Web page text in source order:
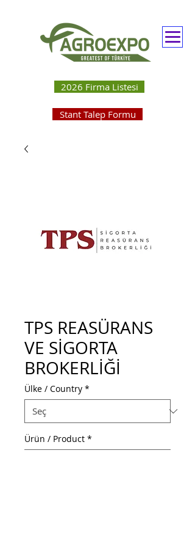
2026 Firma Listesi
Stant Talep Formu
TPS REASÜRANS
VE SİGORTA
BROKERLİĞİ
Ülke / Country *
Ürün / Product *